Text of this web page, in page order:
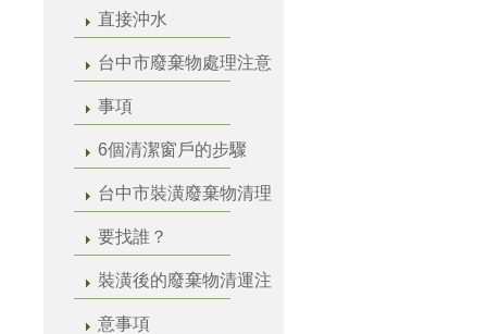
直接沖水
台中市廢棄物處理注意
事項
6個清潔窗戶的步驟
台中市裝潢廢棄物清理
要找誰？
裝潢後的廢棄物清運注
意事項